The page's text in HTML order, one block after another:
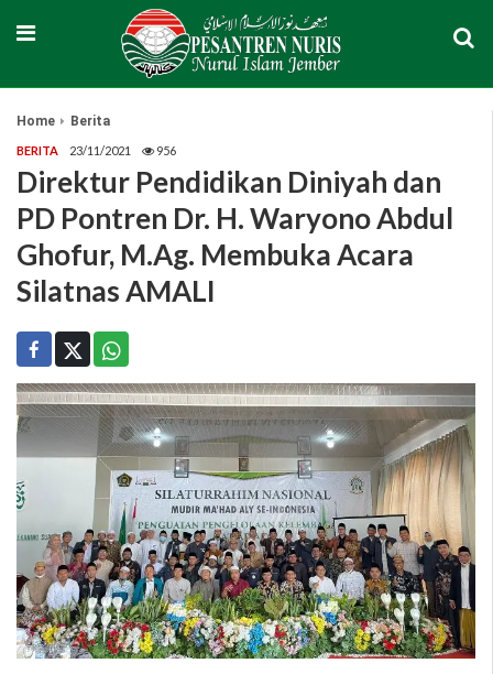
Home Berita
BERITA 23/11/2021 956
Direktur Pendidikan Diniyah dan
PD Pontren Dr. H. Waryono Abdul
Ghofur, M.Ag. Membuka Acara
Silatnas AMALI